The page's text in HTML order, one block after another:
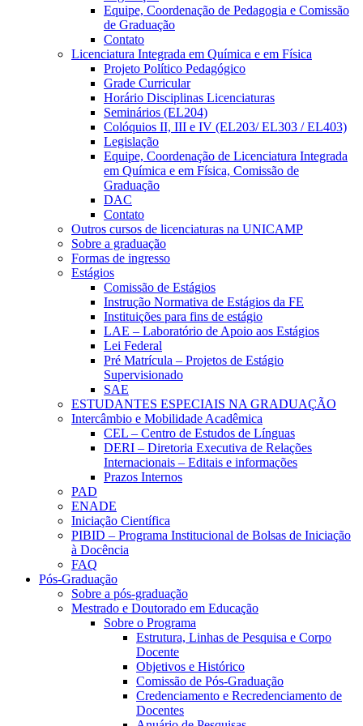
Equipe, Coordenação de Pedagogia e Comissão
de Graduação
Contato
Licenciatura Integrada em Química e em Física
Projeto Político Pedagógico
Grade Curricular
Horário Disciplinas Licenciaturas
Seminários (EL204)
Colóquios II, III e IV (EL203/ EL303 / EL403)
Legislação
Equipe, Coordenação de Licenciatura Integrada
em Química e em Física, Comissão de
Graduação
DAC
Contato
Outros cursos de licenciaturas na UNICAMP
Sobre a graduação
Formas de ingresso
Estágios
Comissão de Estágios
Instrução Normativa de Estágios da FE
Instituições para fins de estágio
LAE – Laboratório de Apoio aos Estágios
Lei Federal
Pré Matrícula – Projetos de Estágio
Supervisionado
SAE
ESTUDANTES ESPECIAIS NA GRADUAÇÃO
Intercâmbio e Mobilidade Acadêmica
CEL – Centro de Estudos de Línguas
DERI – Diretoria Executiva de Relações
Internacionais – Editais e informações
Prazos Internos
PAD
ENADE
Iniciação Científica
PIBID – Programa Institucional de Bolsas de Iniciação
à Docência
FAQ
Pós-Graduação
Sobre a pós-graduação
Mestrado e Doutorado em Educação
Sobre o Programa
Estrutura, Linhas de Pesquisa e Corpo
Docente
Objetivos e Histórico
Comissão de Pós-Graduação
Credenciamento e Recredenciamento de
Docentes